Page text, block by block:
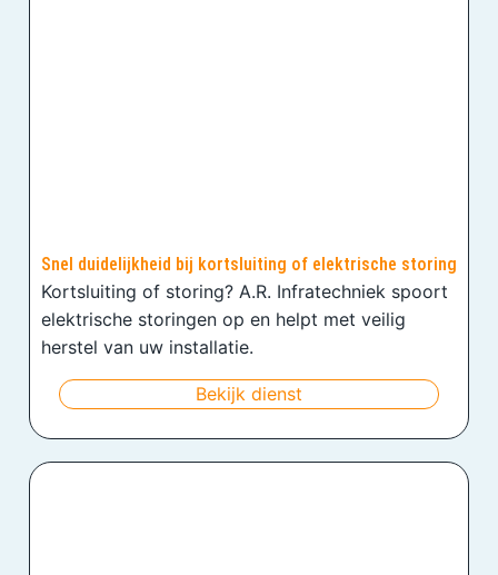
Snel duidelijkheid bij kortsluiting of elektrische storing
Kortsluiting of storing? A.R. Infratechniek spoort
elektrische storingen op en helpt met veilig
herstel van uw installatie.
Bekijk dienst